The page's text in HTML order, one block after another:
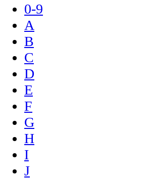
0-9
A
B
C
D
E
F
G
H
I
J